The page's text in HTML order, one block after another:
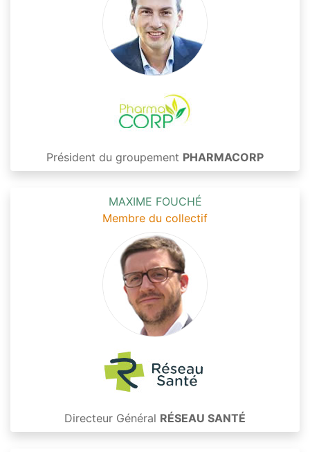
Président du groupement PHARMACORP
MAXIME FOUCHÉ
Membre du collectif
Directeur Général RÉSEAU SANTÉ